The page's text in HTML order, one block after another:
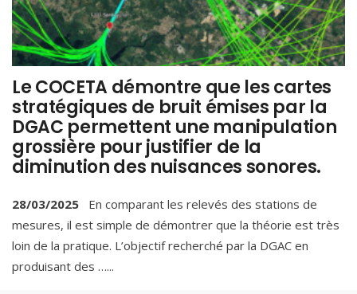
Le COCETA démontre que les cartes
stratégiques de bruit émises par la
DGAC permettent une manipulation
grossière pour justifier de la
diminution des nuisances sonores.
28/03/2025
En comparant les relevés des stations de
mesures, il est simple de démontrer que la théorie est très
loin de la pratique. L’objectif recherché par la DGAC en
produisant des …...